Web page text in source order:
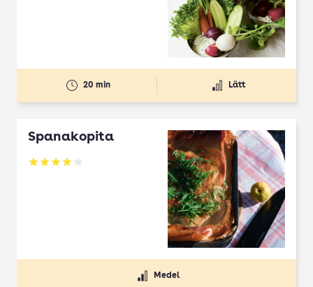
20 min Lätt
Spanakopita
Betyg: 4.1 av 5
Medel